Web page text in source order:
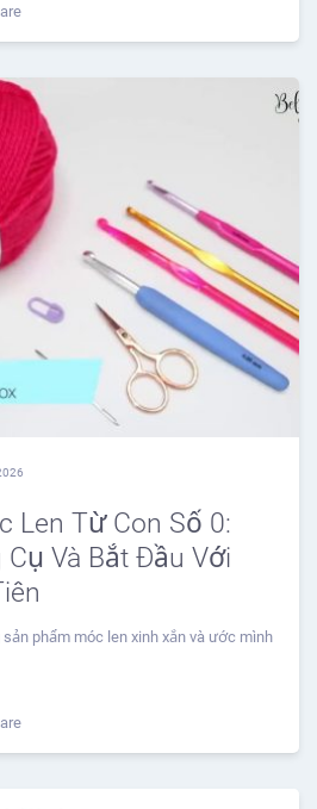
Len Từ Con Số 0:
Và Bắt Đầu Với
phẩm móc len xinh xắn và ước mình